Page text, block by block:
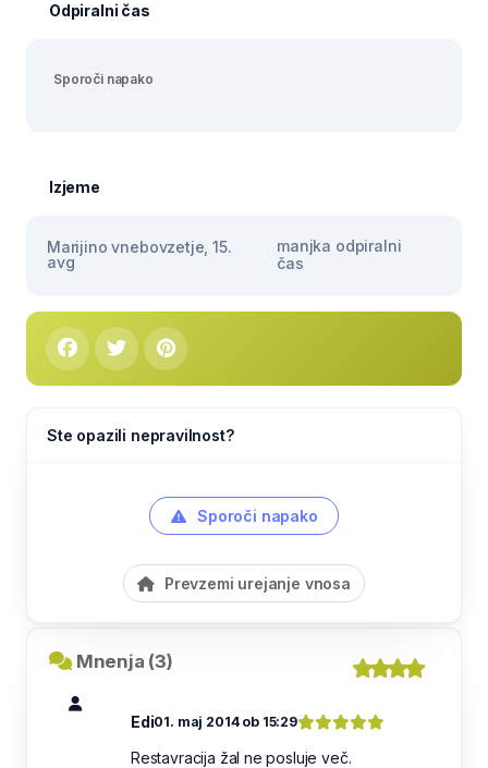
Odpiralni čas
Sporoči napako
Izjeme
Marijino vnebovzetje, 15.
avg
manjka odpiralni
čas
Ste opazili nepravilnost?
Sporoči napako
Prevzemi urejanje vnosa
Mnenja (3)
Edi01. maj 2014 ob 15:29
Restavracija žal ne posluje več.